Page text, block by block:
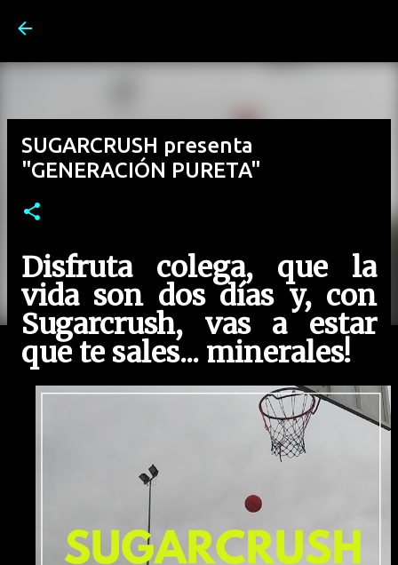
SUGARCRUSH presenta
"GENERACIÓN PURETA"
Disfruta colega, que la
vida son dos días y, con
Sugarcrush, vas a estar
que te sales... minerales!